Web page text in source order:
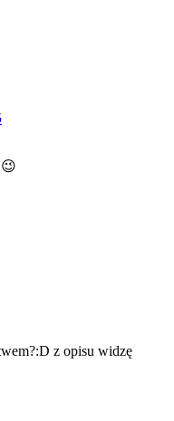
z opisu widzę